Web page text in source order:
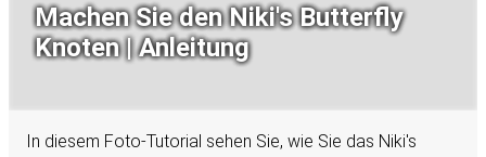
Machen Sie den Niki's Butterfly
Knoten | Anleitung
In diesem Foto-Tutorial sehen Sie, wie Sie das Niki's